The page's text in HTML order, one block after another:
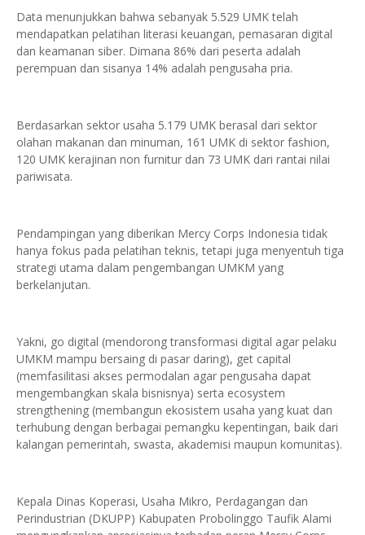
Data menunjukkan bahwa sebanyak 5.529 UMK telah
mendapatkan pelatihan literasi keuangan, pemasaran digital
dan keamanan siber. Dimana 86% dari peserta adalah
perempuan dan sisanya 14% adalah pengusaha pria.
Berdasarkan sektor usaha 5.179 UMK berasal dari sektor
olahan makanan dan minuman, 161 UMK di sektor fashion,
120 UMK kerajinan non furnitur dan 73 UMK dari rantai nilai
pariwisata.
Pendampingan yang diberikan Mercy Corps Indonesia tidak
hanya fokus pada pelatihan teknis, tetapi juga menyentuh tiga
strategi utama dalam pengembangan UMKM yang
berkelanjutan.
Yakni, go digital (mendorong transformasi digital agar pelaku
UMKM mampu bersaing di pasar daring), get capital
(memfasilitasi akses permodalan agar pengusaha dapat
mengembangkan skala bisnisnya) serta ecosystem
strengthening (membangun ekosistem usaha yang kuat dan
terhubung dengan berbagai pemangku kepentingan, baik dari
kalangan pemerintah, swasta, akademisi maupun komunitas).
Kepala Dinas Koperasi, Usaha Mikro, Perdagangan dan
Perindustrian (DKUPP) Kabupaten Probolinggo Taufik Alami